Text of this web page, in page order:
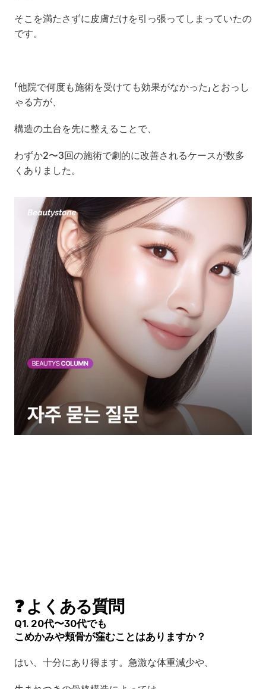
そこを満たさずに皮膚だけを引っ張ってしまっていたの
です。
「他院で何度も施術を受けても効果がなかった」とおっし
ゃる方が、
構造の土台を先に整えることで、
わずか2〜3回の施術で劇的に改善されるケースが数多
くありました。
❓ よくある質問
Q1. 20代〜30代でも
こめかみや頬骨が窪むことはありますか？
はい、十分にあり得ます。急激な体重減少や、